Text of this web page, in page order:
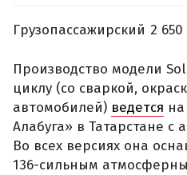
Грузопассажирский 2
Производство модели
циклу (со сваркой,
автомобилей) ведется
Алабуга» в Татарстане с
Во всех версиях она
136-сильным